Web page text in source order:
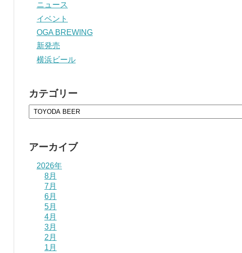
ニュース
イベント
OGA BREWING
新発売
横浜ビール
カテゴリー
アーカイブ
2026年
8月
7月
6月
5月
4月
3月
2月
1月